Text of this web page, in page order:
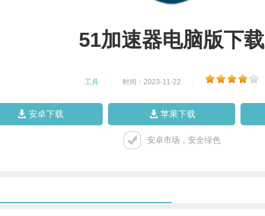
51加速器电脑版下载
工具 时间：2023-11-22
安卓下载 苹果下载
安卓市场，安全绿色